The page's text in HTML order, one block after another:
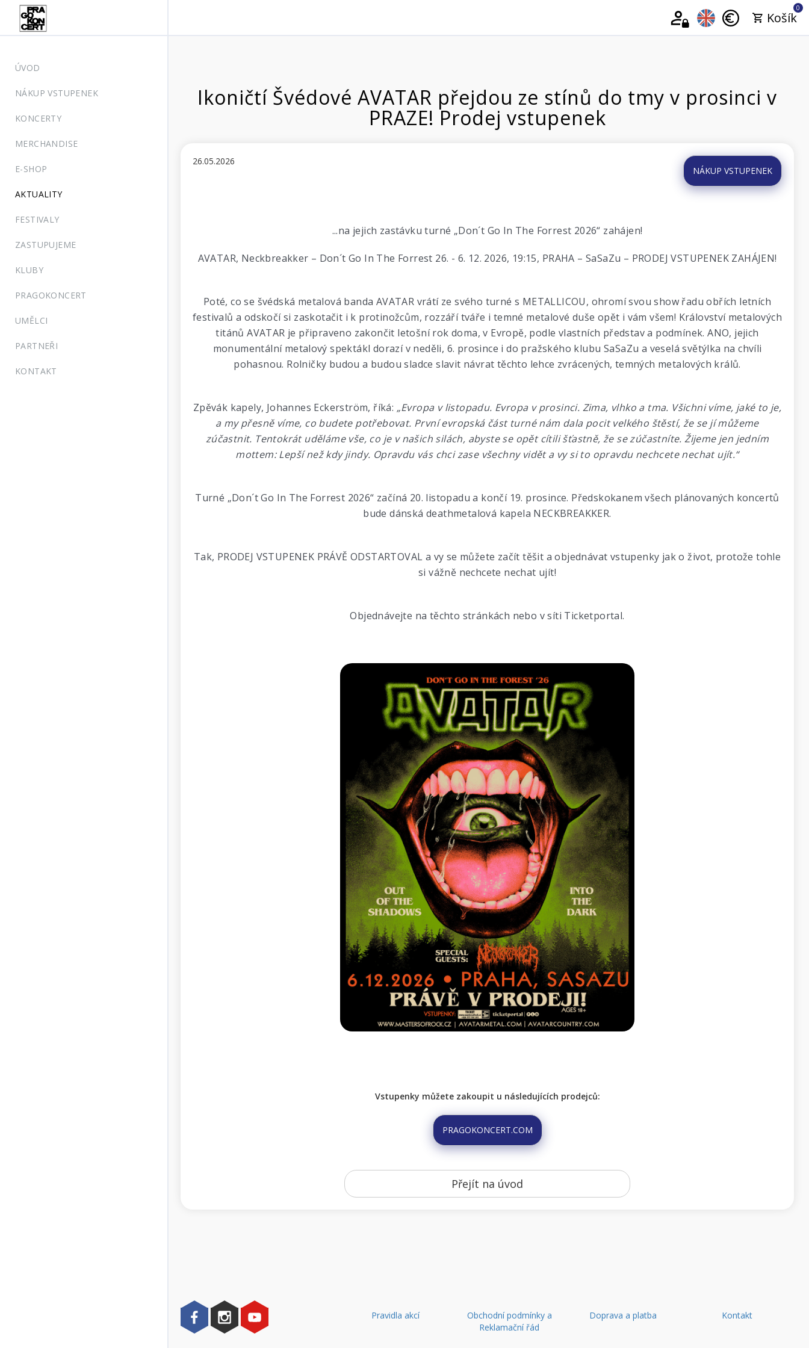
0
Košík
ÚVOD
NÁKUP VSTUPENEK
KONCERTY
MERCHANDISE
E-SHOP
AKTUALITY
FESTIVALY
ZASTUPUJEME
KLUBY
PRAGOKONCERT
UMĚLCI
PARTNEŘI
KONTAKT
Ikoničtí Švédové AVATAR přejdou ze stínů do tmy v prosinci v
PRAZE! Prodej vstupenek
26.05.2026
NÁKUP VSTUPENEK
...na jejich zastávku turné „Don´t Go In The Forrest 2026“ zahájen!
AVATAR, Neckbreakker – Don´t Go In The Forrest 26. - 6. 12. 2026, 19:15, PRAHA – SaSaZu – PRODEJ VSTUPENEK ZAHÁJEN!
Poté, co se švédská metalová banda AVATAR vrátí ze svého turné s METALLICOU, ohromí svou show řadu obřích letních
festivalů a odskočí si zaskotačit i k protinožcům, rozzáří tváře i temné metalové duše opět i vám všem! Království metalových
titánů AVATAR je připraveno zakončit letošní rok doma, v Evropě, podle vlastních představ a podmínek. ANO, jejich
monumentální metalový spektákl dorazí v neděli, 6. prosince i do pražského klubu SaSaZu a veselá světýlka na chvíli
pohasnou. Rolničky budou a budou sladce slavit návrat těchto lehce zvrácených, temných metalových králů.
Zpěvák kapely, Johannes Eckerström, říká: „Evropa v listopadu. Evropa v prosinci. Zima, vlhko a tma. Všichni víme, jaké to je,
a my přesně víme, co budete potřebovat. První evropská část turné nám dala pocit velkého štěstí, že se jí můžeme
zúčastnit. Tentokrát uděláme vše, co je v našich silách, abyste se opět cítili šťastně, že se zúčastníte. Žijeme jen jedním
mottem: Lepší než kdy jindy. Opravdu vás chci zase všechny vidět a vy si to opravdu nechcete nechat ujít.“
Turné „Don´t Go In The Forrest 2026“ začíná 20. listopadu a končí 19. prosince. Předskokanem všech plánovaných koncertů
bude dánská deathmetalová kapela NECKBREAKKER.
Tak, PRODEJ VSTUPENEK PRÁVĚ ODSTARTOVAL a vy se můžete začít těšit a objednávat vstupenky jak o život, protože tohle
si vážně nechcete nechat ujít!
Objednávejte na těchto stránkách nebo v síti Ticketportal.
Vstupenky můžete zakoupit u následujících prodejců:
PRAGOKONCERT.COM
Přejít na úvod
Pravidla akcí
Obchodní podmínky a
Reklamační řád
Doprava a platba Kontakt